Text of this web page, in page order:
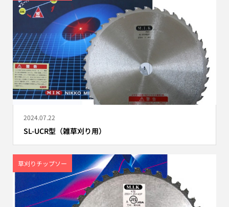
2024.07.22
SL-UCR型（雑草刈り用）
草刈りチップソー